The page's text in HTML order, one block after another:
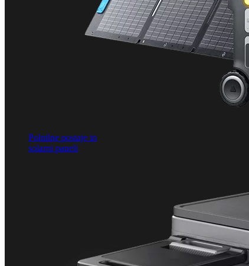
Polnilne postaje in
solarni paneli